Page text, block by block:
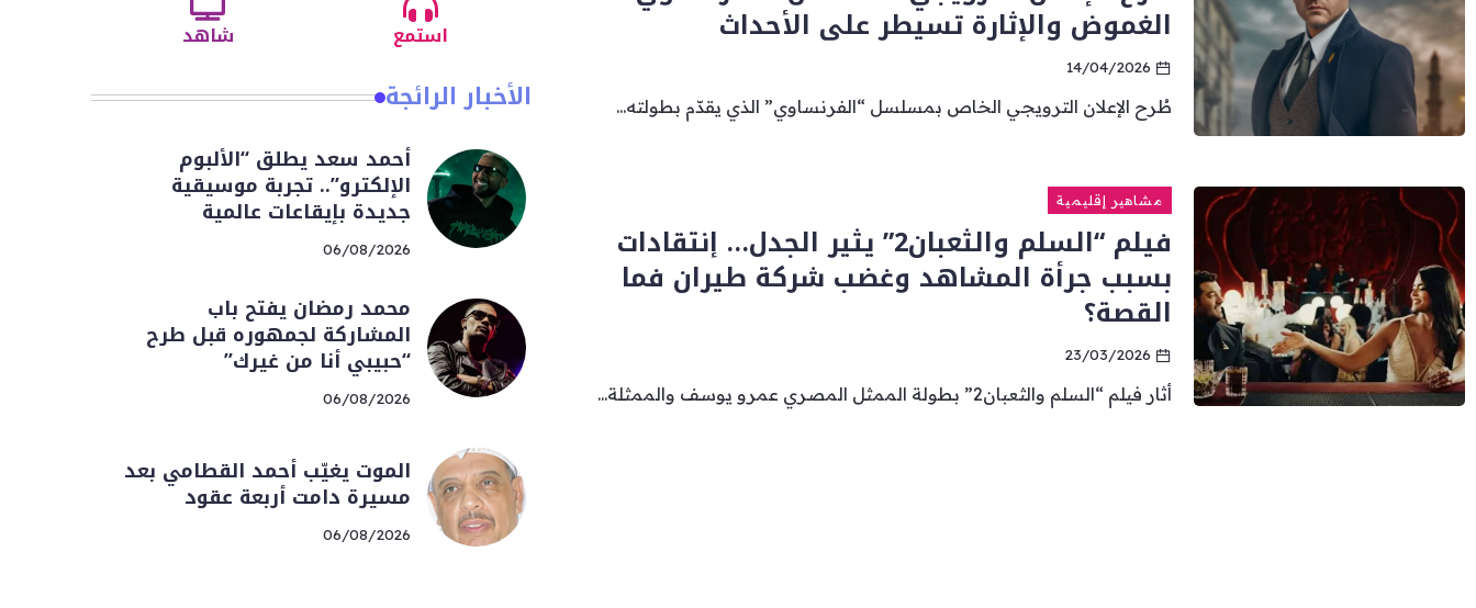
الغموض والإثارة تسيطر على الأحداث
14/04/2026
طُرح الإعلان الترويجي الخاص بمسلسل “الفرنساوي” الذي يقدّم بطولته...
مشاهير إقليمية
فيلم “السلم والثعبان2” يثير الجدل… إنتقادات
بسبب جرأة المشاهد وغضب شركة طيران فما
القصة؟
23/03/2026
أثار فيلم “السلم والثعبان2” بطولة الممثل المصري عمرو يوسف والممثلة...
استمع شاهد
الأخبار الرائجة
أحمد سعد يطلق “الألبوم
الإلكترو”.. تجربة موسيقية
جديدة بإيقاعات عالمية
06/08/2026
محمد رمضان يفتح باب
المشاركة لجمهوره قبل طرح
“حبيبي أنا من غيرك”
06/08/2026
الموت يغيّب أحمد القطامي بعد
مسيرة دامت أربعة عقود
06/08/2026